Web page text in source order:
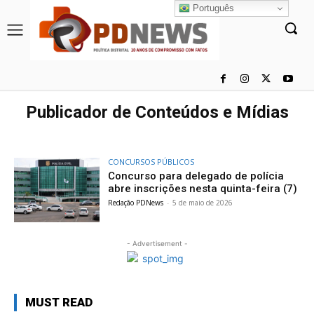
Publicador de Conteúdos e Mídias
CONCURSOS PÚBLICOS
Concurso para delegado de polícia
abre inscrições nesta quinta-feira (7)
Redação PDNews - 5 de maio de 2026
- Advertisement -
MUST READ
Português